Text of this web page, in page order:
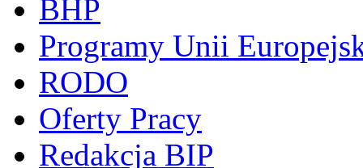
BHP
Programy Unii
RODO
Oferty Pracy
Redakcja BIP